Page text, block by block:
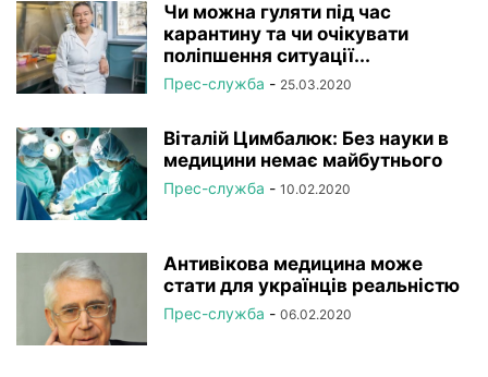
Чи можна гуляти під час
карантину та чи очікувати
поліпшення ситуації...
Прес-служба - 25.03.2020
Віталій Цимбалюк: Без науки в
медицини немає майбутнього
Прес-служба - 10.02.2020
Антивікова медицина може
стати для українців реальністю
Прес-служба - 06.02.2020